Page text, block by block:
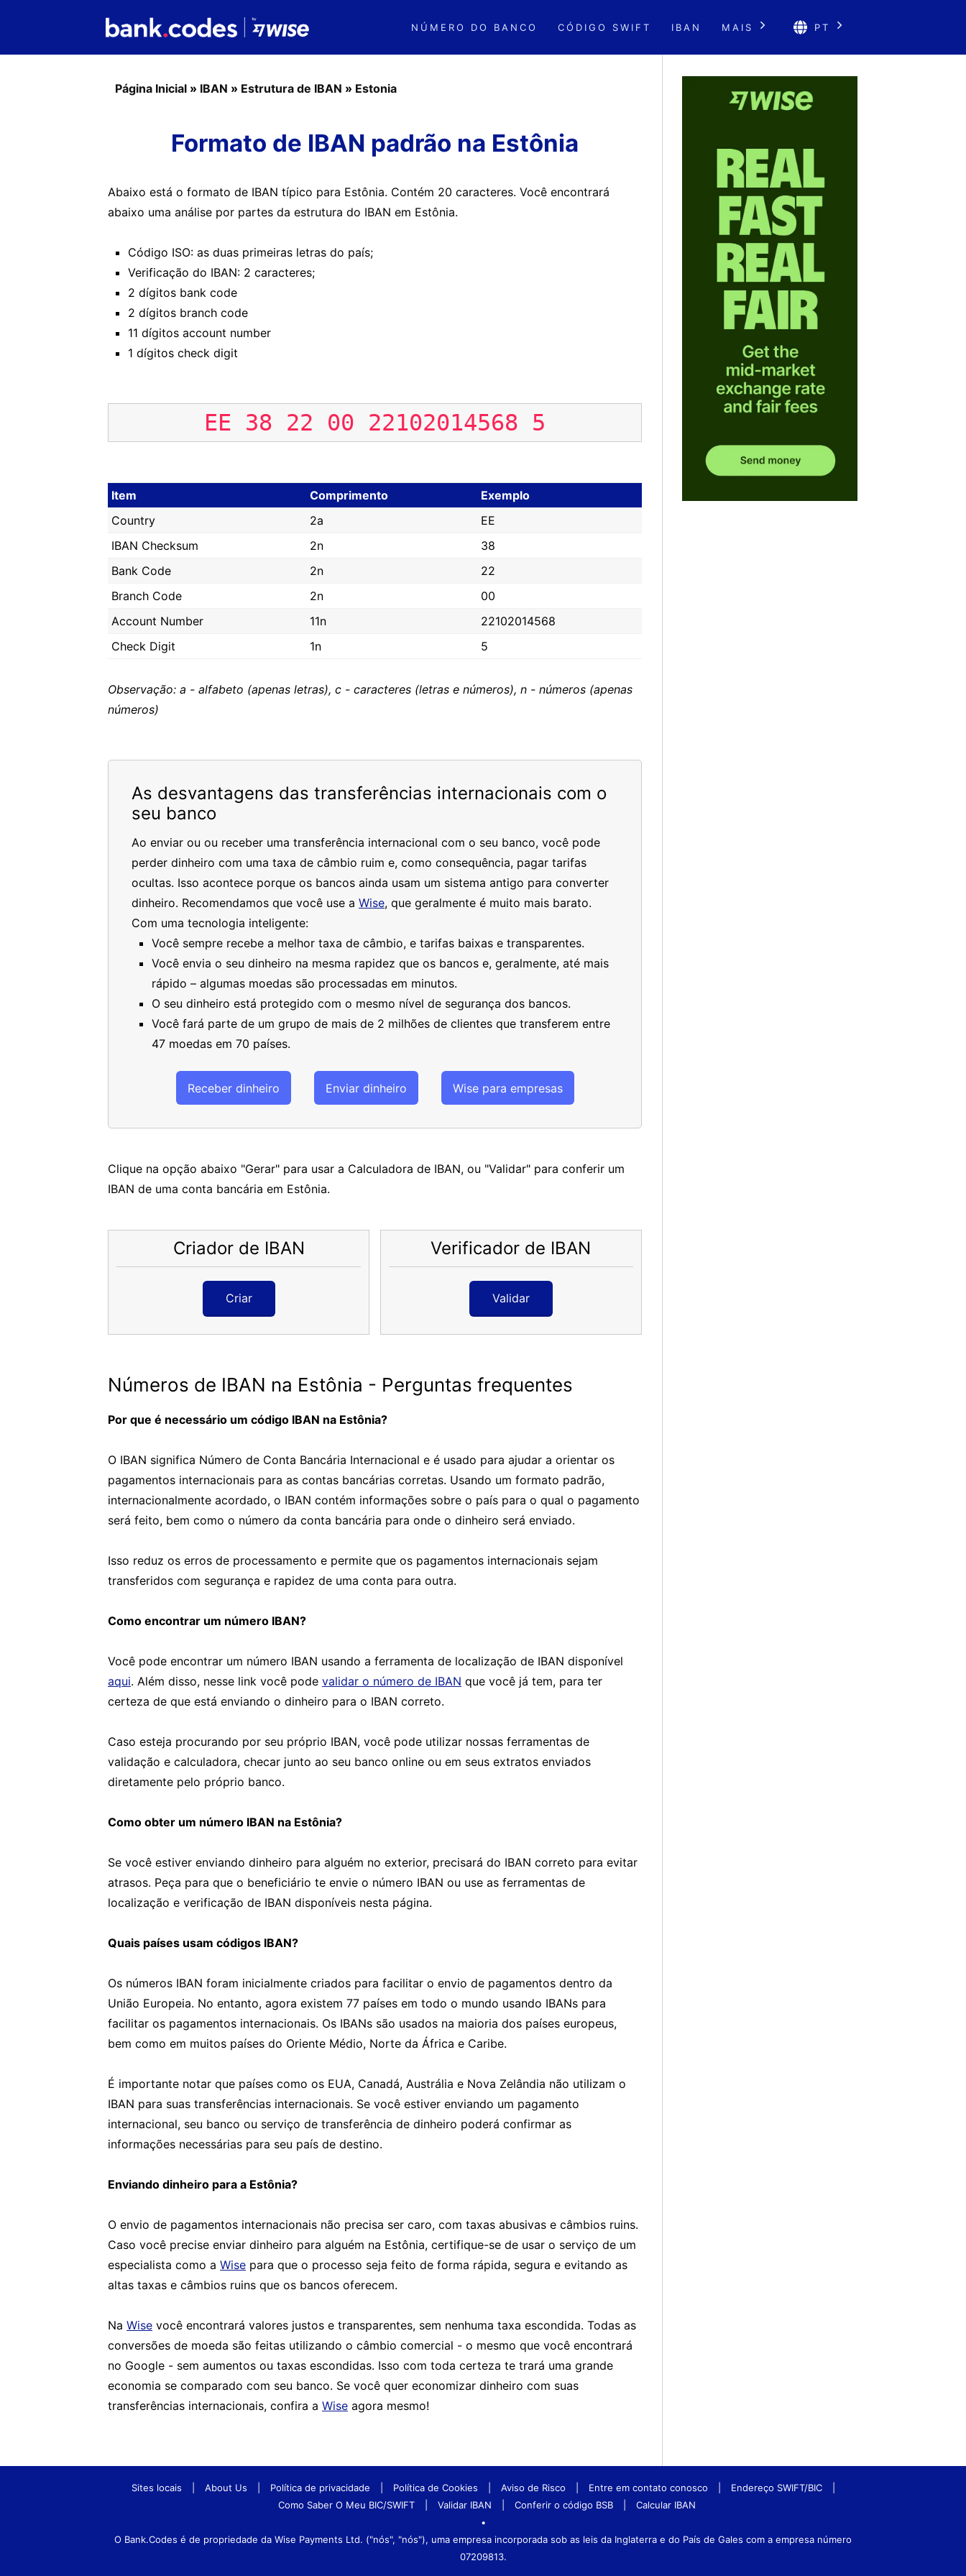
NÚMERO DO BANCO CÓDIGO SWIFT IBAN MAIS PT
Página Inicial » IBAN » Estrutura de IBAN » Estonia
Formato de IBAN padrão na Estônia
Abaixo está o formato de IBAN típico para Estônia. Contém 20 caracteres. Você encontrará
abaixo uma análise por partes da estrutura do IBAN em Estônia.
Código ISO: as duas primeiras letras do país;
Verificação do IBAN: 2 caracteres;
2 dígitos bank code
2 dígitos branch code
11 dígitos account number
1 dígitos check digit
EE 38 22 00 22102014568 5
Item Comprimento
Exemplo
Country
2a
EE
IBAN Checksum
2n
38
Bank Code
2n
22
Branch Code
2n
00
Account Number
11n
22102014568
Check Digit
1n 5
Observação: a - alfabeto (apenas letras), c - caracteres (letras e números), n - números (apenas
números)
As desvantagens das transferências internacionais com o
seu banco
Ao enviar ou ou receber uma transferência internacional com o seu banco, você pode
perder dinheiro com uma taxa de câmbio ruim e, como consequência, pagar tarifas
ocultas. Isso acontece porque os bancos ainda usam um sistema antigo para converter
dinheiro. Recomendamos que você use a Wise, que geralmente é muito mais barato.
Com uma tecnologia inteligente:
Você sempre recebe a melhor taxa de câmbio, e tarifas baixas e transparentes.
Você envia o seu dinheiro na mesma rapidez que os bancos e, geralmente, até mais
rápido – algumas moedas são processadas em minutos.
O seu dinheiro está protegido com o mesmo nível de segurança dos bancos.
Você fará parte de um grupo de mais de 2 milhões de clientes que transferem entre
47 moedas em 70 países.
Receber dinheiro Enviar dinheiro Wise para empresas
Clique na opção abaixo "Gerar" para usar a Calculadora de IBAN, ou "Validar" para conferir um
IBAN de uma conta bancária em Estônia.
Criador de IBAN
Criar
Verificador de IBAN
Validar
Números de IBAN na Estônia - Perguntas frequentes
Por que é necessário um código IBAN na Estônia?
O IBAN significa Número de Conta Bancária Internacional e é usado para ajudar a orientar os
pagamentos internacionais para as contas bancárias corretas. Usando um formato padrão,
internacionalmente acordado, o IBAN contém informações sobre o país para o qual o pagamento
será feito, bem como o número da conta bancária para onde o dinheiro será enviado.
Isso reduz os erros de processamento e permite que os pagamentos internacionais sejam
transferidos com segurança e rapidez de uma conta para outra.
Como encontrar um número IBAN?
Você pode encontrar um número IBAN usando a ferramenta de localização de IBAN disponível
aqui. Além disso, nesse link você pode validar o número de IBAN que você já tem, para ter
certeza de que está enviando o dinheiro para o IBAN correto.
Caso esteja procurando por seu próprio IBAN, você pode utilizar nossas ferramentas de
validação e calculadora, checar junto ao seu banco online ou em seus extratos enviados
diretamente pelo próprio banco.
Como obter um número IBAN na Estônia?
Se você estiver enviando dinheiro para alguém no exterior, precisará do IBAN correto para evitar
atrasos. Peça para que o beneficiário te envie o número IBAN ou use as ferramentas de
localização e verificação de IBAN disponíveis nesta página.
Quais países usam códigos IBAN?
Os números IBAN foram inicialmente criados para facilitar o envio de pagamentos dentro da
União Europeia. No entanto, agora existem 77 países em todo o mundo usando IBANs para
facilitar os pagamentos internacionais. Os IBANs são usados na maioria dos países europeus,
bem como em muitos países do Oriente Médio, Norte da África e Caribe.
É importante notar que países como os EUA, Canadá, Austrália e Nova Zelândia não utilizam o
IBAN para suas transferências internacionais. Se você estiver enviando um pagamento
internacional, seu banco ou serviço de transferência de dinheiro poderá confirmar as
informações necessárias para seu país de destino.
Enviando dinheiro para a Estônia?
O envio de pagamentos internacionais não precisa ser caro, com taxas abusivas e câmbios ruins.
Caso você precise enviar dinheiro para alguém na Estônia, certifique-se de usar o serviço de um
especialista como a Wise para que o processo seja feito de forma rápida, segura e evitando as
altas taxas e câmbios ruins que os bancos oferecem.
Na Wise você encontrará valores justos e transparentes, sem nenhuma taxa escondida. Todas as
conversões de moeda são feitas utilizando o câmbio comercial - o mesmo que você encontrará
no Google - sem aumentos ou taxas escondidas. Isso com toda certeza te trará uma grande
economia se comparado com seu banco. Se você quer economizar dinheiro com suas
transferências internacionais, confira a Wise agora mesmo!
Sites locais About Us Política de privacidade Política de Cookies Aviso de Risco Entre em contato conosco Endereço SWIFT/BIC
Como Saber O Meu BIC/SWIFT
Validar IBAN Conferir o código BSB
Calcular IBAN
•
O Bank.Codes é de propriedade da Wise Payments Ltd. ("nós", "nós"), uma empresa incorporada sob as leis da Inglaterra e do País de Gales com a empresa número
07209813.